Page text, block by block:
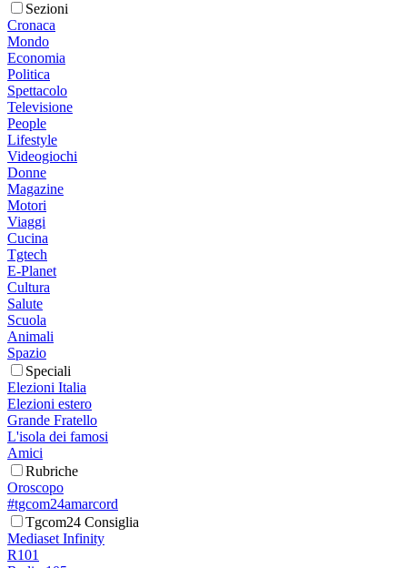
Sezioni
Cronaca
Mondo
Economia
Politica
Spettacolo
Televisione
People
Lifestyle
Videogiochi
Donne
Magazine
Motori
Viaggi
Cucina
Tgtech
E-Planet
Cultura
Salute
Scuola
Animali
Spazio
Speciali
Elezioni Italia
Elezioni estero
Grande Fratello
L'isola dei famosi
Amici
Rubriche
Oroscopo
#tgcom24amarcord
Tgcom24 Consiglia
Mediaset Infinity
R101